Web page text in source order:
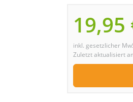
19,95
inkl. gesetzlicher
Zuletzt aktualisiert